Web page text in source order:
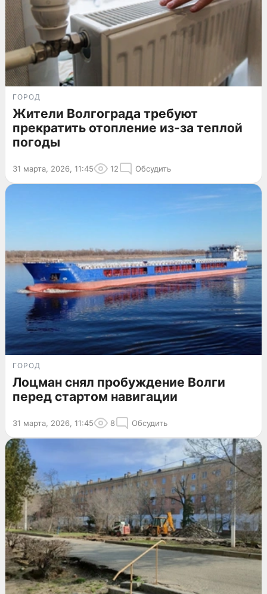
ГОРОД
Жители Волгограда требуют
прекратить отопление из-за теплой
погоды
31 марта, 2026, 11:45 12 Обсудить
ГОРОД
Лоцман снял пробуждение Волги
перед стартом навигации
31 марта, 2026, 11:45 8 Обсудить